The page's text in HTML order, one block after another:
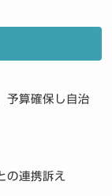
予算確保し自治
の連携訴え